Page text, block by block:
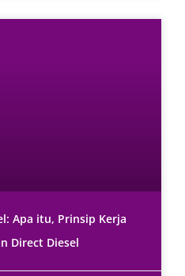
Apa itu, Prinsip Kerja
Direct Diesel